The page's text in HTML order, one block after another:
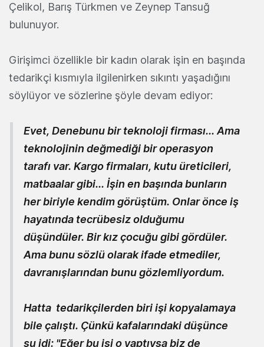
Çelikol, Barış Türkmen ve Zeynep Tansuğ
bulunuyor.
Girişimci özellikle bir kadın olarak işin en başında
tedarikçi kısmıyla ilgilenirken sıkıntı yaşadığını
söylüyor ve sözlerine şöyle devam ediyor:
Evet, Denebunu bir teknoloji firması... Ama
teknolojinin değmediği bir operasyon
tarafı var. Kargo firmaları, kutu üreticileri,
matbaalar gibi... İşin en başında bunların
her biriyle kendim görüştüm. Onlar önce iş
hayatında tecrübesiz olduğumu
düşündüler. Bir kız çocuğu gibi gördüler.
Ama bunu sözlü olarak ifade etmediler,
davranışlarından bunu gözlemliyordum.
Hatta tedarikçilerden biri işi kopyalamaya
bile çalıştı. Çünkü kafalarındaki düşünce
şu idi: "Eğer bu işi o yaptıysa biz de